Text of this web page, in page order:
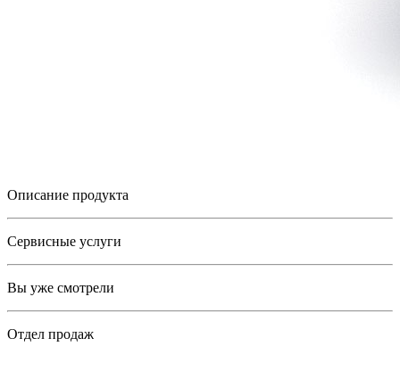
Описание продукта
Сервисные услуги
Вы уже смотрели
Отдел продаж